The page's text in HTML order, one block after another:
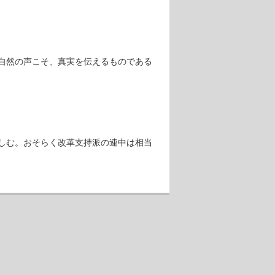
然の声こそ、真実を伝えるものである
む。おそらく改革支持派の連中は相当